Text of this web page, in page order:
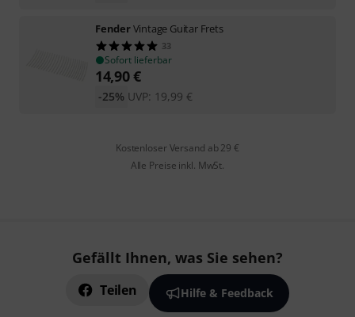
FenderVintage Guitar Frets
33
Sofort lieferbar
14,90€
UVP: 19,99 €
-25%
Kostenloser Versand ab 29 €
Alle Preise inkl. MwSt.
Gefällt Ihnen, was Sie sehen?
Teilen Hilfe & Feedback